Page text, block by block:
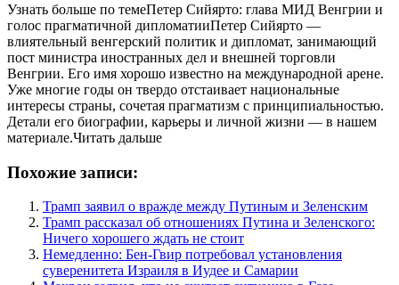
Узнать больше по темеПетер Сийярто: глава МИД Венгрии и
голос прагматичной дипломатииПетер Сийярто —
влиятельный венгерский политик и дипломат, занимающий
пост министра иностранных дел и внешней торговли
Венгрии. Его имя хорошо известно на международной арене.
Уже многие годы он твердо отстаивает национальные
интересы страны, сочетая прагматизм с принципиальностью.
Детали его биографии, карьеры и личной жизни — в нашем
материале.Читать дальше
Похожие записи:
Трамп заявил о вражде между Путиным и Зеленским
Трамп рассказал об отношениях Путина и Зеленского:
Ничего хорошего ждать не стоит
Немедленно: Бен-Гвир потребовал установления
суверенитета Израиля в Иудее и Самарии